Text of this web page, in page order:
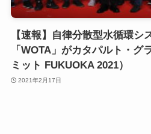
【速報】自律分散型水循環シ
「WOTA」がカタパルト・グ
ミット FUKUOKA 2021）
2021年2月17日